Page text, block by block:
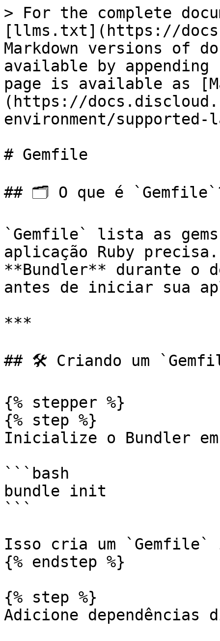
> For the complete
[llms.txt](https://
Markdown versions of
available by
page is available as
(https://
environment/
# Gemfile
## 🗂️ O que é
`Gemfile` lista as
aplicação Ruby
**Bundler** durante o
antes de iniciar sua
***
## 🛠️ Criando um
{% stepper %}
{% step %}
Inicialize o Bundler
```bash
bundle init
```
Isso cria um
{% endstep %}
{% step %}
Adicione dependências